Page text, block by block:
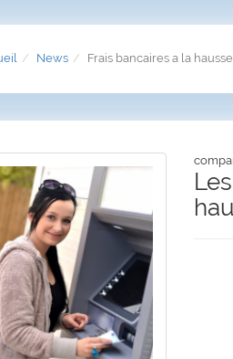
News Frais bancaires a la